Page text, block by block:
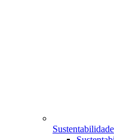
Sustentabilidade